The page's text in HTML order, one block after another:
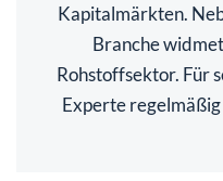
Kapitalmärkten.
Branche
Rohstoffsektor. Für
Experte